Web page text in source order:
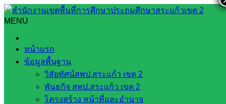
Skip
to
content
MENU
หน้าแรก
ข้อมูลพื้นฐาน
วิสัยทัศน์สพป.สระแก้ว เขต 2
พันธกิจ สพป.สระแก้ว เขต 2
โครงสร้าง หน้าที่และอำนาจ
Search
เข้าร่วมการประชุมคณะกรรมการศูนย์อำนวยการป้องกันและ
ปราบปรามยาเสพติดจังหวัดสระแก้ว ครั้งที่ ๓/๒๕๖๖ ณ ห้อง
ประชุมบูรพา ชั้น ๔ ศาลากลางจังหวัดสระแก้ว
เข้าร่วมการประชุมคณะกรรมการศูนย์